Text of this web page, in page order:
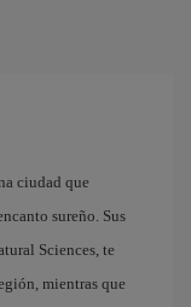
ciudad que
sureño. Sus
Sciences, te
mientras que